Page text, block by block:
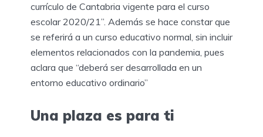
currículo de Cantabria vigente para el curso
escolar 2020/21”. Además se hace constar que
se referirá a un curso educativo normal, sin incluir
elementos relacionados con la pandemia, pues
aclara que “deberá ser desarrollada en un
entorno educativo ordinario”
Una plaza es para ti